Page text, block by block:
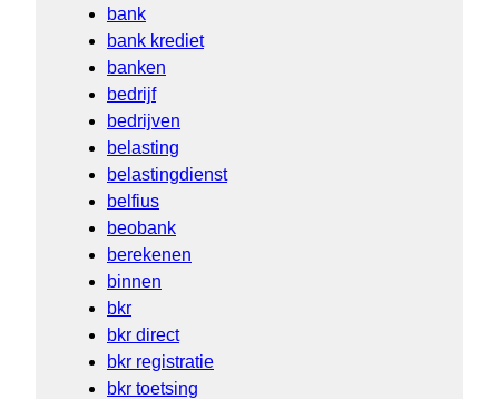
bank
bank krediet
banken
bedrijf
bedrijven
belasting
belastingdienst
belfius
beobank
berekenen
binnen
bkr
bkr direct
bkr registratie
bkr toetsing